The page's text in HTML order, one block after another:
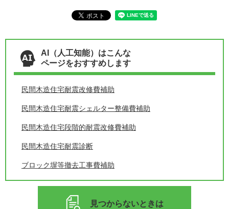
AI（人工知能）はこんな
ページをおすすめします
民間木造住宅耐震改修費補助
民間木造住宅耐震シェルター整備費補助
民間木造住宅段階的耐震改修費補助
民間木造住宅耐震診断
ブロック塀等撤去工事費補助
見つからないときは